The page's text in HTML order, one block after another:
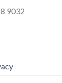
9032